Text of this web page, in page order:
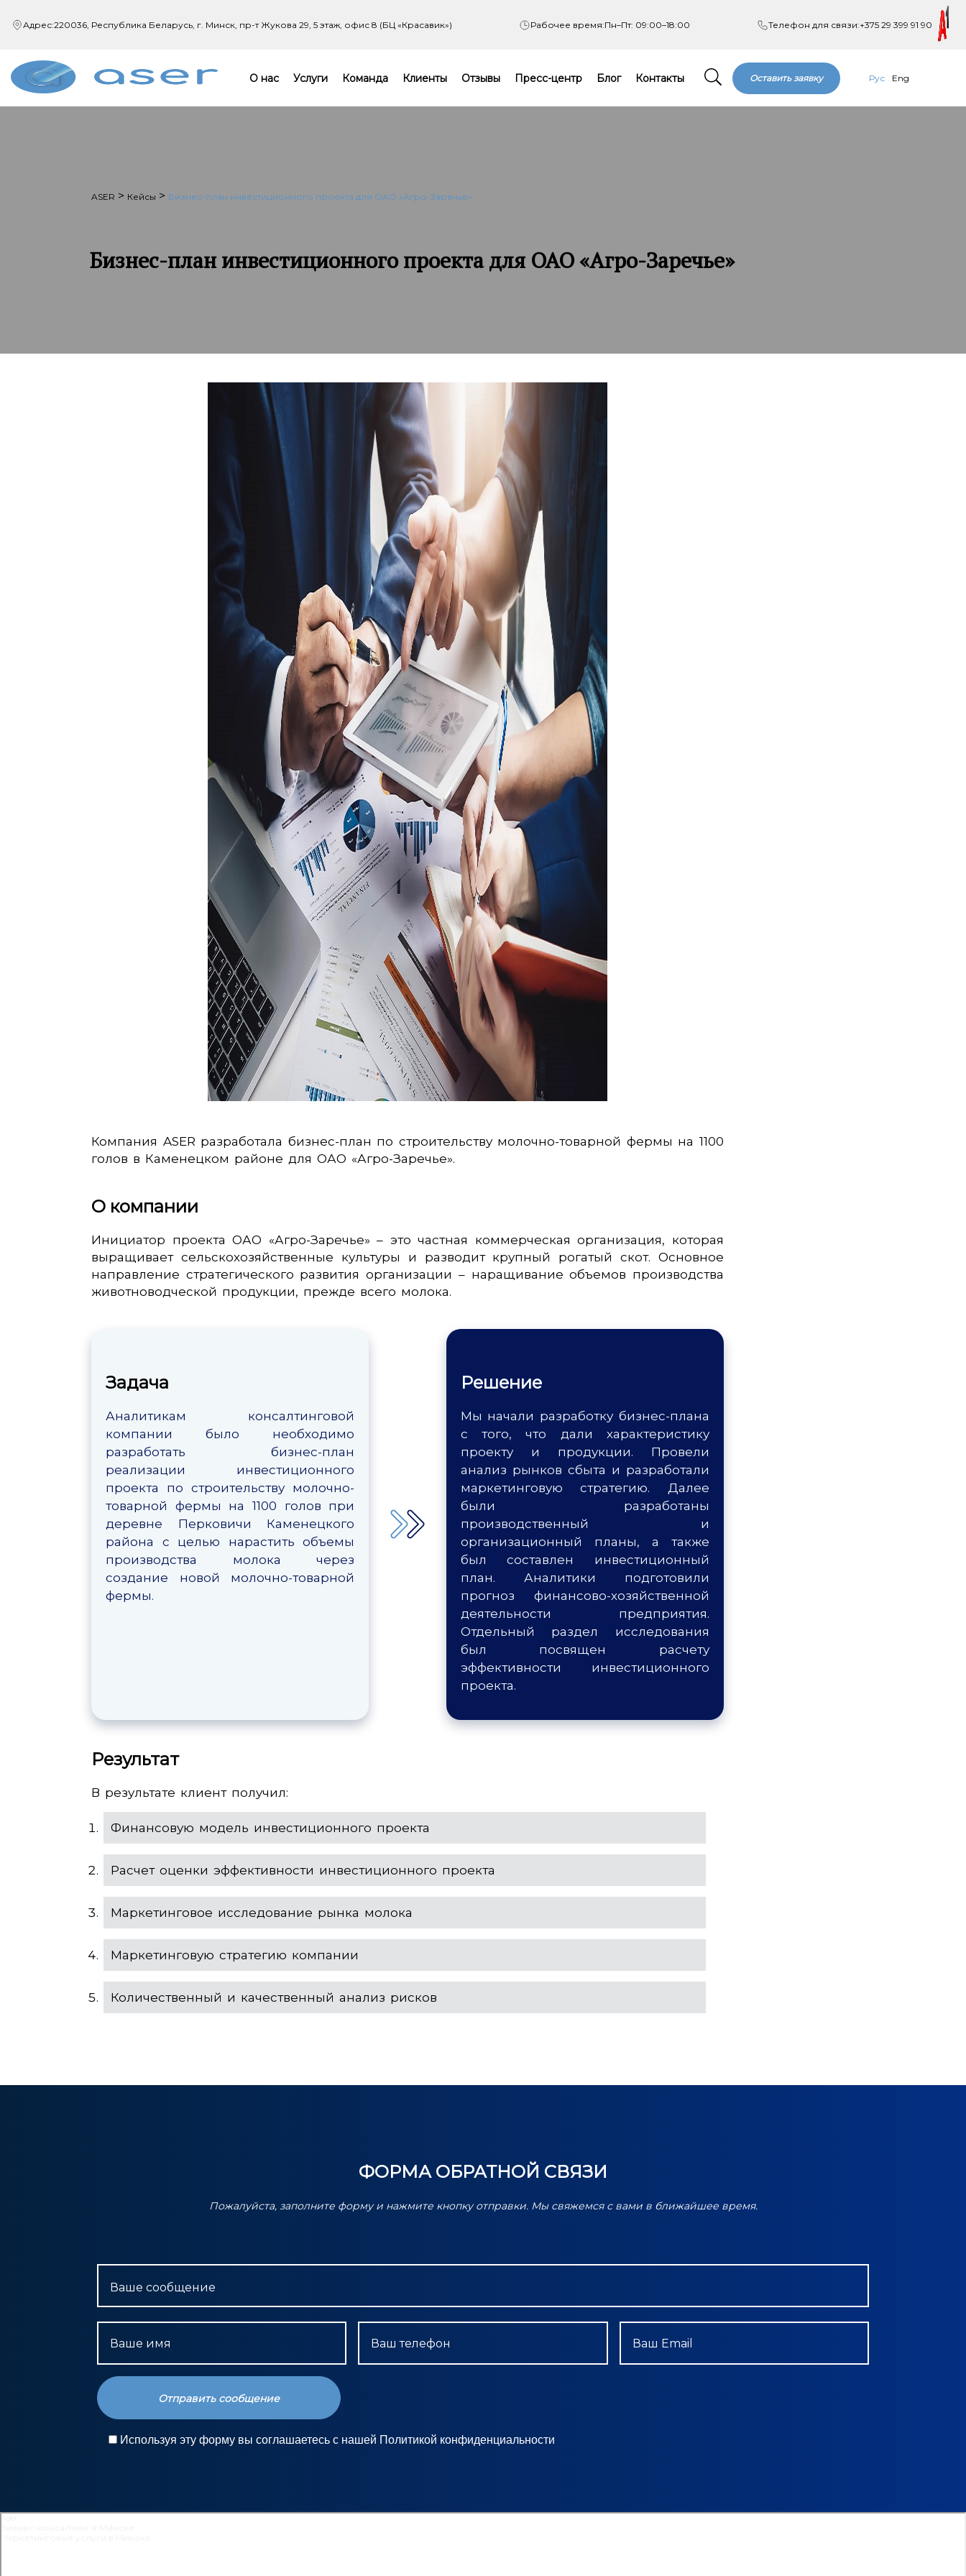
Адрес:220036, Республика Беларусь, г. Минск, пр-т Жукова 29, 5 этаж, офис 8 (БЦ «Красавик») Рабочее время:Пн–Пт: 09:00–18:00 Телефон для связи:+375 29 399 91 90
О нас Услуги Команда Клиенты Отзывы Пресс-центр Блог Контакты Оставить заявку Рус Eng
ASER > Кейсы > Бизнес-план инвестиционного проекта для ОАО «Агро-Заречье»
Бизнес-план инвестиционного проекта для ОАО «Агро-Заречье»
Компания ASER разработала бизнес-план по строительству молочно-товарной фермы на 1100
голов в Каменецком районе для ОАО «Агро-Заречье».
О компании
Инициатор проекта ОАО «Агро-Заречье» – это частная коммерческая организация, которая
выращивает сельскохозяйственные культуры и разводит крупный рогатый скот. Основное
направление стратегического развития организации – наращивание объемов производства
животноводческой продукции, прежде всего молока.
Задача
Аналитикам консалтинговой
компании было необходимо
разработать бизнес-план
реализации инвестиционного
проекта по строительству молочно-
товарной фермы на 1100 голов при
деревне Перковичи Каменецкого
района с целью нарастить объемы
производства молока через
создание новой молочно-товарной
фермы.
Решение
Мы начали разработку бизнес-плана
с того, что дали характеристику
проекту и продукции. Провели
анализ рынков сбыта и разработали
маркетинговую стратегию. Далее
были разработаны
производственный и
организационный планы, а также
был составлен инвестиционный
план. Аналитики подготовили
прогноз финансово-хозяйственной
деятельности предприятия.
Отдельный раздел исследования
был посвящен расчету
эффективности инвестиционного
проекта.
Результат
В результате клиент получил:
Финансовую модель инвестиционного проекта
Расчет оценки эффективности инвестиционного проекта
Маркетинговое исследование рынка молока
Маркетинговую стратегию компании
Количественный и качественный анализ рисков
ФОРМА ОБРАТНОЙ СВЯЗИ
Пожалуйста, заполните форму и нажмите кнопку отправки. Мы свяжемся с вами в ближайшее время.
Ваше сообщение
Ваше имя Ваш телефон Ваш Email
Используя эту форму вы соглашаетесь с нашей Политикой конфиденциальности